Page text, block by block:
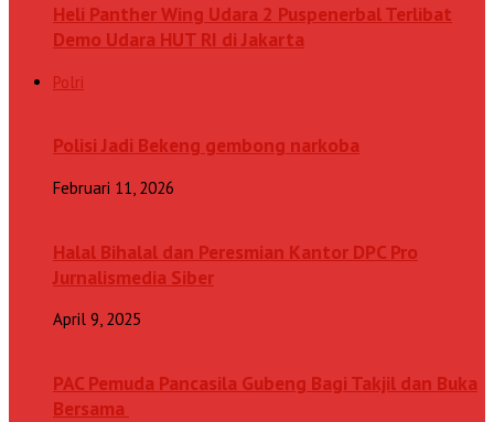
Heli Panther Wing Udara 2 Puspenerbal Terlibat
Demo Udara HUT RI di Jakarta
Polri
Polisi Jadi Bekeng gembong narkoba
Februari 11, 2026
Halal Bihalal dan Peresmian Kantor DPC Pro
Jurnalismedia Siber
April 9, 2025
PAC Pemuda Pancasila Gubeng Bagi Takjil dan Buka
Bersama